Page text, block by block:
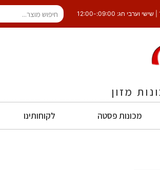
מזון
מכונות פסטה לקוחותינו